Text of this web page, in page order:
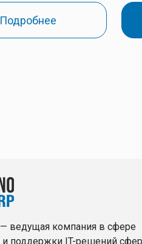
Подробнее
ведущая компания в сфере
и поддержки IT-решений